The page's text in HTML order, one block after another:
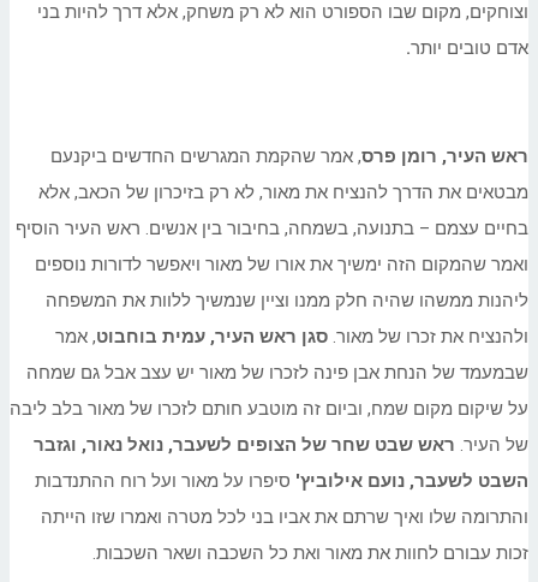
וצוחקים, מקום שבו הספורט הוא לא רק משחק, אלא דרך להיות בני
אדם טובים יותר.
ראש העיר, רומן פרס, אמר שהקמת המגרשים החדשים ביקנעם
מבטאים את הדרך להנציח את מאור, לא רק בזיכרון של הכאב, אלא
בחיים עצמם – בתנועה, בשמחה, בחיבור בין אנשים. ראש העיר הוסיף
ואמר שהמקום הזה ימשיך את אורו של מאור ויאפשר לדורות נוספים
ליהנות ממשהו שהיה חלק ממנו וציין שנמשיך ללוות את המשפחה
ולהנציח את זכרו של מאור. סגן ראש העיר, עמית בוחבוט, אמר
שבמעמד של הנחת אבן פינה לזכרו של מאור יש עצב אבל גם שמחה
על שיקום מקום שמח, וביום זה מוטבע חותם לזכרו של מאור בלב ליבה
של העיר. ראש שבט שחר של הצופים לשעבר, נואל נאור, וגזבר
השבט לשעבר, נועם אילוביץ' סיפרו על מאור ועל רוח ההתנדבות
והתרומה שלו ואיך שרתם את אביו בני לכל מטרה ואמרו שזו הייתה
זכות עבורם לחוות את מאור ואת כל השכבה ושאר השכבות.